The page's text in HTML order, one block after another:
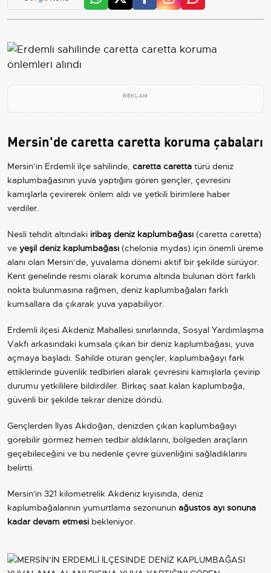
REKLAM
Mersin'de caretta caretta koruma çabaları
Mersin’in Erdemli ilçe sahilinde, caretta caretta türü deniz
kaplumbağasının yuva yaptığını gören gençler, çevresini
kamışlarla çevirerek önlem aldı ve yetkili birimlere haber
verdiler.
Nesli tehdit altındaki iribaş deniz kaplumbağası (caretta caretta)
ve yeşil deniz kaplumbağası (chelonia mydas) için önemli üreme
alanı olan Mersin’de, yuvalama dönemi aktif bir şekilde sürüyor.
Kent genelinde resmi olarak koruma altında bulunan dört farklı
nokta bulunmasına rağmen, deniz kaplumbağaları farklı
kumsallara da çıkarak yuva yapabiliyor.
Erdemli ilçesi Akdeniz Mahallesi sınırlarında, Sosyal Yardımlaşma
Vakfı arkasındaki kumsala çıkan bir deniz kaplumbağası, yuva
açmaya başladı. Sahilde oturan gençler, kaplumbağayı fark
ettiklerinde güvenlik tedbirleri alarak çevresini kamışlarla çevirip
durumu yetkililere bildirdiler. Birkaç saat kalan kaplumbağa,
güvenli bir şekilde tekrar denize döndü.
Gençlerden İlyas Akdoğan, denizden çıkan kaplumbağayı
görebilir görmez hemen tedbir aldıklarını, bölgeden araçların
geçebileceğini ve bu nedenle çevre güvenliğini sağladıklarını
belirtti.
Mersin'in 321 kilometrelik Akdeniz kıyısında, deniz
kaplumbağalarının yumurtlama sezonunun ağustos ayı sonuna
kadar devam etmesi bekleniyor.